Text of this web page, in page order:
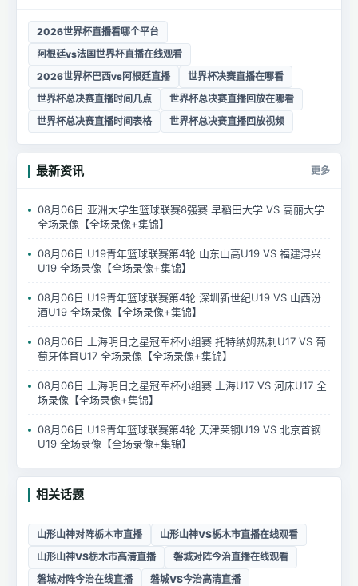
2026世界杯直播看哪个平台
阿根廷vs法国世界杯直播在线观看
2026世界杯巴西vs阿根廷直播
世界杯决赛直播在哪看
世界杯总决赛直播时间几点
世界杯总决赛直播回放在哪看
世界杯总决赛直播时间表格
世界杯总决赛直播回放视频
最新资讯 更多
08月06日 亚洲大学生篮球联赛8强赛 早稻田大学 VS 高丽大学
全场录像【全场录像+集锦】
08月06日 U19青年篮球联赛第4轮 山东山高U19 VS 福建浔兴
U19 全场录像【全场录像+集锦】
08月06日 U19青年篮球联赛第4轮 深圳新世纪U19 VS 山西汾
酒U19 全场录像【全场录像+集锦】
08月06日 上海明日之星冠军杯小组赛 托特纳姆热刺U17 VS 葡
萄牙体育U17 全场录像【全场录像+集锦】
08月06日 上海明日之星冠军杯小组赛 上海U17 VS 河床U17 全
场录像【全场录像+集锦】
08月06日 U19青年篮球联赛第4轮 天津荣钢U19 VS 北京首钢
U19 全场录像【全场录像+集锦】
相关话题
山形山神对阵栃木市直播
山形山神VS栃木市直播在线观看
山形山神VS栃木市高清直播
磐城对阵今治直播在线观看
磐城对阵今治在线直播
磐城VS今治高清直播